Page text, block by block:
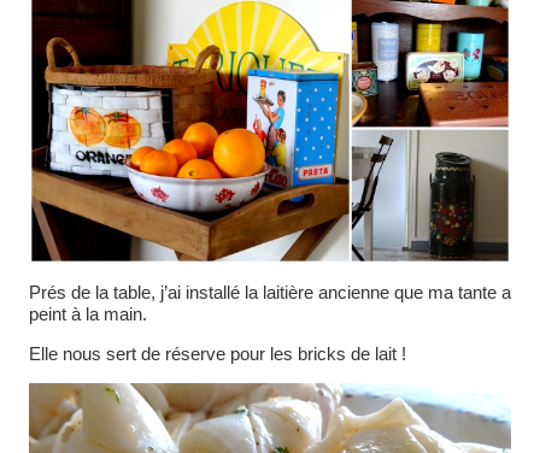
Prés de la table, j’ai installé la laitière ancienne que ma tante a
peint à la main.
Elle nous sert de réserve pour les bricks de lait !